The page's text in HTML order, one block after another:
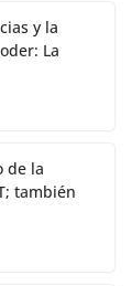
y la
La
de la
también